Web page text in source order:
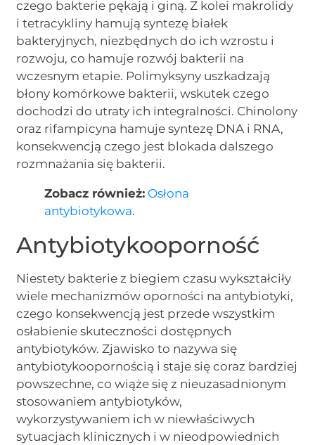
czego bakterie pękają i giną. Z kolei makrolidy
i tetracykliny hamują syntezę białek
bakteryjnych, niezbędnych do ich wzrostu i
rozwoju, co hamuje rozwój bakterii na
wczesnym etapie. Polimyksyny uszkadzają
błony komórkowe bakterii, wskutek czego
dochodzi do utraty ich integralności. Chinolony
oraz rifampicyna hamuje syntezę DNA i RNA,
konsekwencją czego jest blokada dalszego
rozmnażania się bakterii.
Zobacz również: Osłona
antybiotykowa.
Antybiotykooporność
Niestety bakterie z biegiem czasu wykształciły
wiele mechanizmów oporności na antybiotyki,
czego konsekwencją jest przede wszystkim
osłabienie skuteczności dostępnych
antybiotyków. Zjawisko to nazywa się
antybiotykoopornością i staje się coraz bardziej
powszechne, co wiąże się z nieuzasadnionym
stosowaniem antybiotyków,
wykorzystywaniem ich w niewłaściwych
sytuacjach klinicznych i w nieodpowiednich